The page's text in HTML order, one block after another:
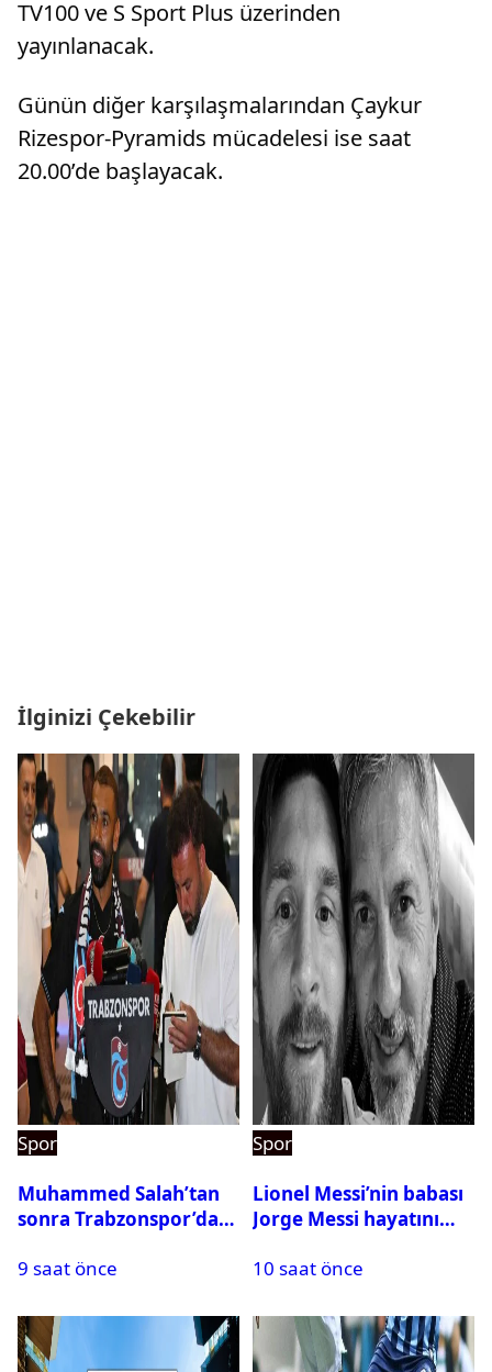
TV100 ve S Sport Plus üzerinden
yayınlanacak.
Günün diğer karşılaşmalarından Çaykur
Rizespor-Pyramids mücadelesi ise saat
20.00’de başlayacak.
İlginizi Çekebilir
Spor
Muhammed Salah’tan
sonra Trabzonspor’dan
9 saat önce
Spor
Lionel Messi’nin babası
Jorge Messi hayatını
10 saat önce